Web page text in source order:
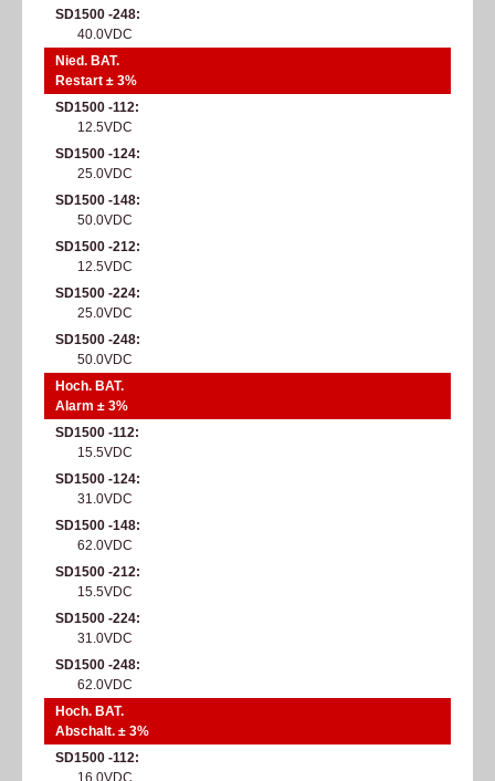
SD1500 -248
40.0VDC
Nied. BAT.
Restart ± 3%
SD1500 -112
12.5VDC
SD1500 -124
25.0VDC
SD1500 -148
50.0VDC
SD1500 -212
12.5VDC
SD1500 -224
25.0VDC
SD1500 -248
50.0VDC
Hoch. BAT.
Alarm ± 3%
SD1500 -112
15.5VDC
SD1500 -124
31.0VDC
SD1500 -148
62.0VDC
SD1500 -212
15.5VDC
SD1500 -224
31.0VDC
SD1500 -248
62.0VDC
Hoch. BAT.
Abschalt. ± 3%
SD1500 -112
16.0VDC